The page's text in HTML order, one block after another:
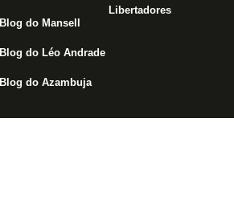
Blog do Mansell
Blog do Léo Andrade
Blog do Azambuja
Libertadores